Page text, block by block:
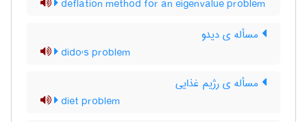
deflation method for an eigenvalue problem
مسأله ی دیدو
dido's problem
مسأله ی رژیم غذایی
diet problem